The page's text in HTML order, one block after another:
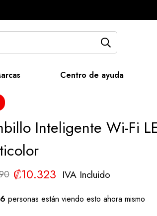
Centro de ayuda
Inteligente Wi-Fi
₡10.323 IVA Incluido
personas están viendo esto ahora mismo